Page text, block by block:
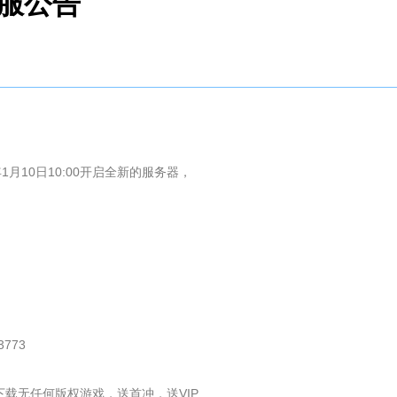
10日10:00开启全新的服务器，
无任何版权游戏，送首冲，送VIP